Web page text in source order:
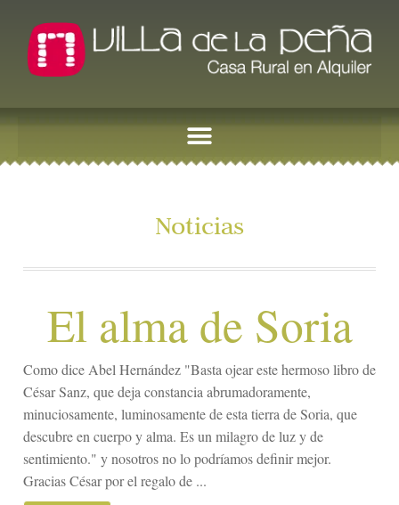
Noticias
El alma de Soria
Como dice Abel Hernández "Basta ojear este hermoso libro de
César Sanz, que deja constancia abrumadoramente,
minuciosamente, luminosamente de esta tierra de Soria, que
descubre en cuerpo y alma. Es un milagro de luz y de
sentimiento." y nosotros no lo podríamos definir mejor.
Gracias César por el regalo de ...